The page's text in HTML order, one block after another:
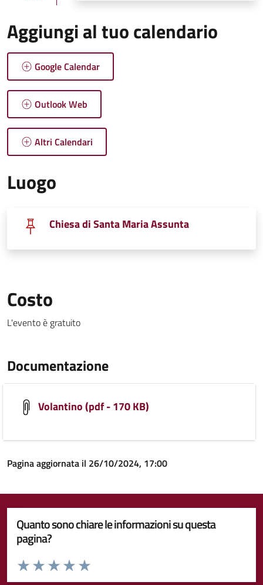
Aggiungi al tuo calendario
Google Calendar
Outlook Web
Altri Calendari
Luogo
Chiesa di Santa Maria Assunta
Costo
L'evento è gratuito
Documentazione
Volantino (pdf - 170 KB)
Pagina aggiornata il 26/10/2024, 17:00
Quanto sono chiare le informazioni su questa
pagina?
Valuta da 1 a 5 stelle la pagina
Valuta 5 stelle su 5
Valuta 4 stelle su 5
Valuta 3 stelle su 5
Valuta 2 stelle su 5
Valuta 1 stelle su 5